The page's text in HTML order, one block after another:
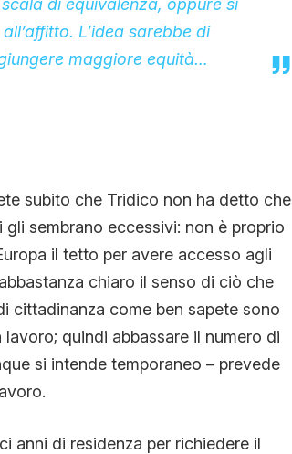
di equivalenza, oppure si
L’idea sarebbe di
maggiore equità…
subito che Tridico non ha detto che
sembrano eccessivi: non è proprio
il tetto per avere accesso agli
chiaro il senso di ciò che
cittadinanza come ben sapete sono
quindi abbassare il numero di
si intende temporaneo – prevede
anni di residenza per richiedere il